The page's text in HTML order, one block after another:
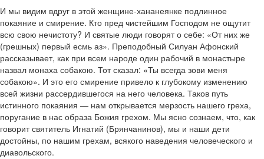
И мы видим вдруг в этой женщине-хананеянке подлинное
покаяние и смирение. Кто пред чистейшим Господом не ощутит
всю свою нечистоту? И святые люди говорят о себе: «От них же
(грешных) первый есмь аз». Преподобный Силуан Афонский
рассказывает, как при всем народе один рабочий в монастыре
назвал монаха собакою. Тот сказал: «Ты всегда зови меня
собакою». И это его смирение привело к глубокому изменению
всей жизни рассердившегося на него человека. Таков путь
истинного покаяния — нам открывается мерзость нашего греха,
поругание в нас образа Божия грехом. Мы ясно сознаем, что, как
говорит святитель Игнатий (Брянчанинов), мы и наши дети
достойны, по нашим грехам, всякого наведения человеческого и
диавольского.